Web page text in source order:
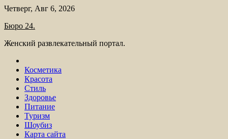
Skip
content
Четверг, Авг 6, 2026
Бюро 24.
Женский развлекательный портал.
Косметика
Красота
Стиль
Здоровье
Питание
Туризм
Шоубиз
Карта сайта